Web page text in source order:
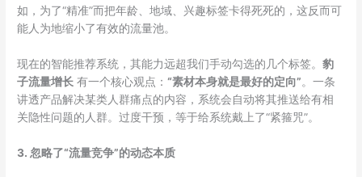
如，为了“精准”而把年龄、地域、兴趣标签卡得死死的，这反而可
能人为地缩小了有效的流量池。
现在的智能推荐系统，其能力远超我们手动勾选的几个标签。豹
子流量增长 有一个核心观点：“素材本身就是最好的定向”。一条
讲透产品解决某类人群痛点的内容，系统会自动将其推送给有相
关隐性问题的人群。过度干预，等于给系统戴上了“紧箍咒”。
3. 忽略了“流量竞争”的动态本质